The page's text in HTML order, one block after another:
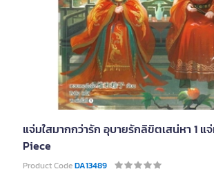
แจ่มใสมากกว่ารัก อุบายรักลิขิตเสน่หา 1 แ
Piece
Product CodeDA13489